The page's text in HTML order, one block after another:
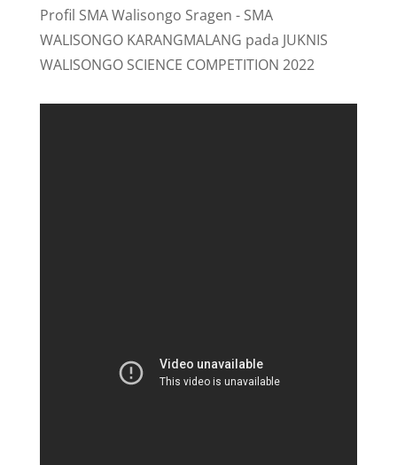
Profil SMA Walisongo Sragen - SMA
WALISONGO KARANGMALANG pada JUKNIS
WALISONGO SCIENCE COMPETITION 2022